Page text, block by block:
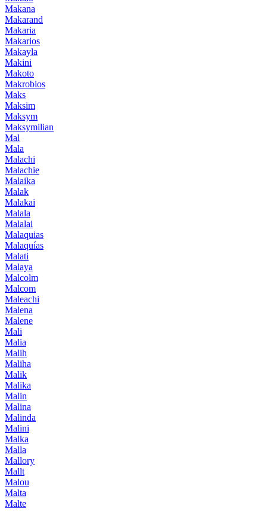
Makana
Makarand
Makaria
Makarios
Makayla
Makini
Makoto
Makrobios
Maks
Maksim
Maksym
Maksymilian
Mal
Mala
Malachi
Malachie
Malaika
Malak
Malakai
Malala
Malalai
Malaquias
Malaquías
Malati
Malaya
Malcolm
Malcom
Maleachi
Malena
Malene
Mali
Malia
Malih
Maliha
Malik
Malika
Malin
Malina
Malinda
Malini
Malka
Malla
Mallory
Mallt
Malou
Malta
Malte